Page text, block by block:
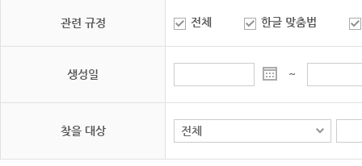
관련 규정 전체 한글 맞춤법
생성일 ~
찾을 대상